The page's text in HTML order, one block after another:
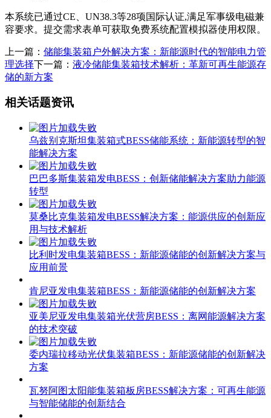
本系统已通过CE、UN38.3等28项国际认证,满足军事级电磁兼
容要求。提交需求表单可获取免费系统配置模拟器使用权限。
上一篇： 储能集装箱户外解决方案：新能源时代的智能电力管
理选择下一篇： 液冷储能集装箱技术解析：革新可再生能源存
储的新方案
相关话题资讯
乌兹别克斯坦集装箱式BESS储能系统：新能源转型的智
能解决方案
巴巴多斯集装箱发电BESS：创新储能解决方案助力能源
转型
莫桑比克集装箱发电BESS解决方案：能源供应的创新应
用与技术解析
比利时发电集装箱BESS：新能源储能的创新解决方案与
应用前景
肯尼亚发电集装箱BESS：新能源储能的创新解决方案
亚美尼亚发电集装箱光伏营房BESS：离网能源解决方案
的技术突破
委内瑞拉移动光伏集装箱BESS：新能源储能的创新解决
方案
与智能储能的创新结合